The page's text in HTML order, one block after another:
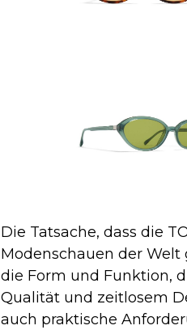
Die Tatsache, dass die
Modenschauen der
die Form und Funktion,
Qualität und zeitlosem
auch praktische